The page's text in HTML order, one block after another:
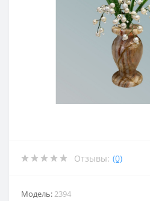
Отзывы: (0)
Модель:2394